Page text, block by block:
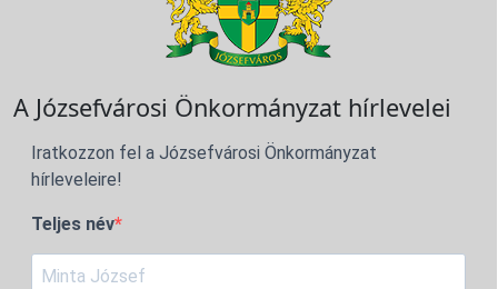
A Józsefvárosi Önkormányzat hírlevelei
Iratkozzon fel a Józsefvárosi Önkormányzat
hírleveleire!
Teljes név